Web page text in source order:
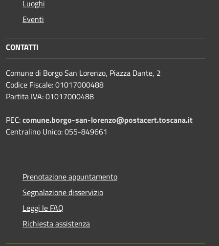
Luoghi
Eventi
CONTATTI
Comune di Borgo San Lorenzo, Piazza Dante, 2
Codice Fiscale: 01017000488
Partita IVA: 01017000488
PEC:comune.borgo-san-lorenzo@postacert.toscana.it
Centralino Unico: 055-849661
Prenotazione appuntamento
Segnalazione disservizio
Leggi le FAQ
Richiesta assistenza